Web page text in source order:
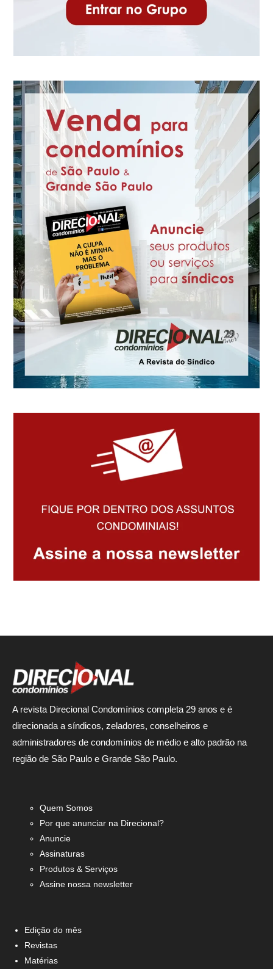
A revista Direcional Condomínios completa 29 anos e é
direcionada a síndicos, zeladores, conselheiros e
administradores de condomínios de médio e alto padrão na
região de São Paulo e Grande São Paulo.
Quem Somos
Por que anunciar na Direcional?
Anuncie
Assinaturas
Produtos & Serviços
Assine nossa newsletter
Edição do mês
Revistas
Matérias